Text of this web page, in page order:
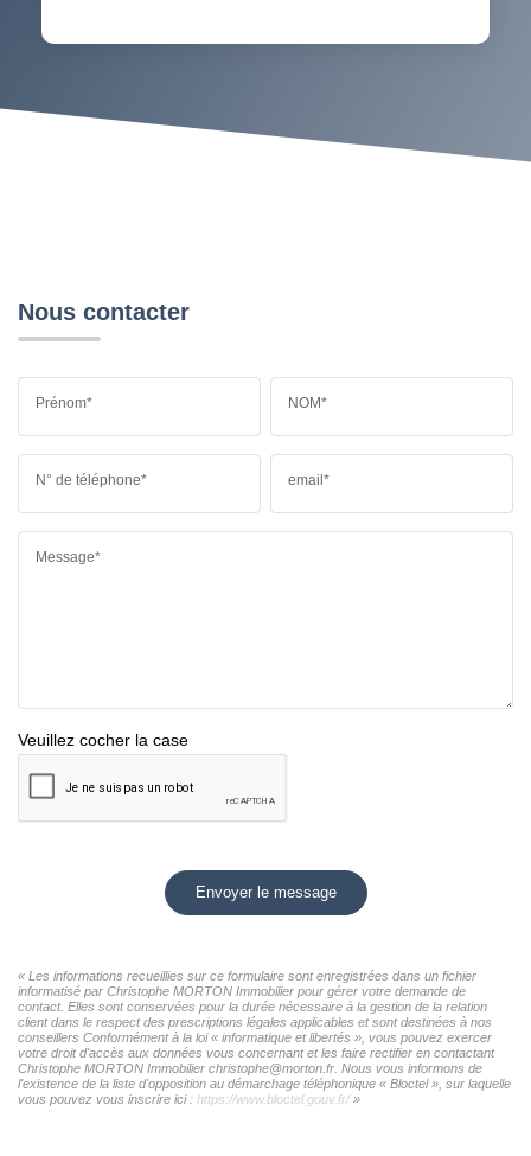
Nous contacter
Prénom* NOM*
N° de téléphone* email*
Message*
Veuillez cocher la case
Envoyer le message
« Les informations recueillies sur ce formulaire sont enregistrées dans un fichier
informatisé par Christophe MORTON Immobilier pour gérer votre demande de
contact. Elles sont conservées pour la durée nécessaire à la gestion de la relation
client dans le respect des prescriptions légales applicables et sont destinées à nos
conseillers Conformément à la loi « informatique et libertés », vous pouvez exercer
votre droit d'accès aux données vous concernant et les faire rectifier en contactant
Christophe MORTON Immobilier christophe@morton.fr. Nous vous informons de
l'existence de la liste d'opposition au démarchage téléphonique « Bloctel », sur laquelle
vous pouvez vous inscrire ici : https://www.bloctel.gouv.fr/»